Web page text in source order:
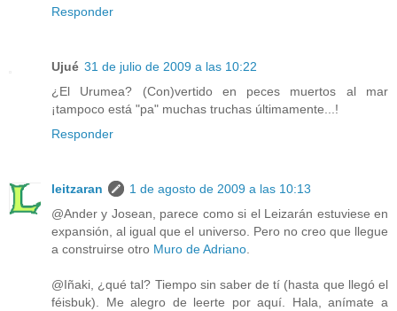
Responder
Ujué 31 de julio de 2009 a las 10:22
¿El Urumea? (Con)vertido en peces muertos al mar
¡tampoco está "pa" muchas truchas últimamente...!
Responder
leitzaran
1 de agosto de 2009 a las 10:13
@Ander y Josean, parece como si el Leizarán estuviese en
expansión, al igual que el universo. Pero no creo que llegue
a construirse otro Muro de Adriano
@Iñaki, ¿qué tal? Tiempo sin saber de tí (hasta que llegó el
féisbuk). Me alegro de leerte por aquí. Hala, anímate a